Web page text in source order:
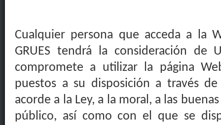
Cualquier persona que acceda a la
GRUES tendrá la consideración de
compromete a utilizar la página
puestos a su disposición a través
acorde a la Ley, a la moral, a las
público, así como con el que se